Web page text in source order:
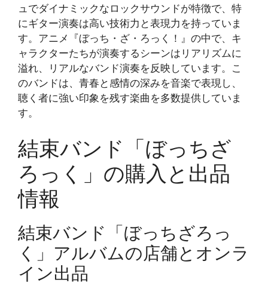
ュでダイナミックなロックサウンドが特徴で、特
にギター演奏は高い技術力と表現力を持っていま
す。アニメ『ぼっち・ざ・ろっく！』の中で、キ
ャラクターたちが演奏するシーンはリアリズムに
溢れ、リアルなバンド演奏を反映しています。こ
のバンドは、青春と感情の深みを音楽で表現し、
聴く者に強い印象を残す楽曲を多数提供していま
す。
結束バンド「ぼっちざ
ろっく」の購入と出品
情報
結束バンド「ぼっちざろっ
く」アルバムの店舗とオンラ
イン出品